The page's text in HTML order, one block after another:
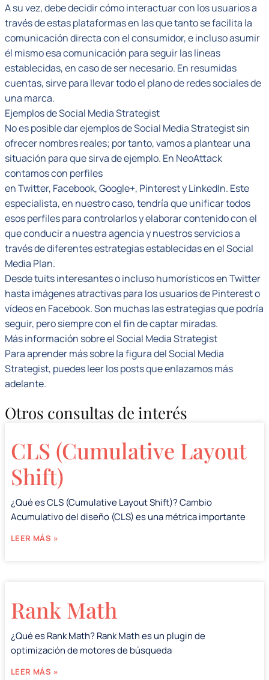
A su vez, debe decidir cómo interactuar con los usuarios a
través de estas plataformas en las que tanto se facilita la
comunicación directa con el consumidor, e incluso asumir
él mismo esa comunicación para seguir las líneas
establecidas, en caso de ser necesario. En resumidas
cuentas, sirve para llevar todo el plano de redes sociales de
una marca.
Ejemplos de Social Media Strategist
No es posible dar ejemplos de Social Media Strategist sin
ofrecer nombres reales; por tanto, vamos a plantear una
situación para que sirva de ejemplo. En NeoAttack
contamos con perfiles
en Twitter, Facebook, Google+, Pinterest y LinkedIn. Este
especialista, en nuestro caso, tendría que unificar todos
esos perfiles para controlarlos y elaborar contenido con el
que conducir a nuestra agencia y nuestros servicios a
través de diferentes estrategias establecidas en el Social
Media Plan.
Desde tuits interesantes o incluso humorísticos en Twitter
hasta imágenes atractivas para los usuarios de Pinterest o
vídeos en Facebook. Son muchas las estrategias que podría
seguir, pero siempre con el fin de captar miradas.
Más información sobre el Social Media Strategist
Para aprender más sobre la figura del Social Media
Strategist, puedes leer los posts que enlazamos más
adelante.
Otros consultas de interés
CLS (Cumulative Layout
Shift)
¿Qué es CLS (Cumulative Layout Shift)? Cambio
Acumulativo del diseño (CLS) es una métrica importante
LEER MÁS »
Rank Math
¿Qué es Rank Math? Rank Math es un plugin de
optimización de motores de búsqueda
LEER MÁS »